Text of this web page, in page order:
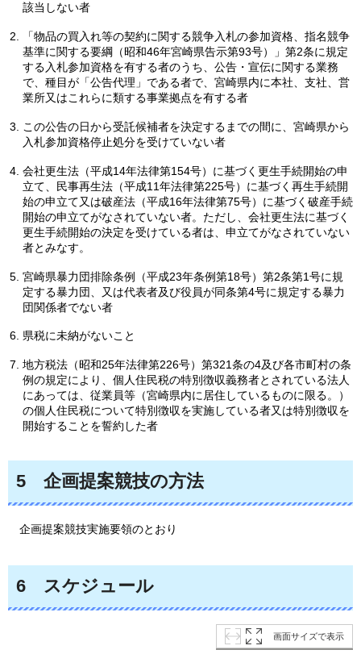
該当しない者
「物品の買入れ等の契約に関する競争入札の参加資格、指名競争
基準に関する要綱（昭和46年宮崎県告示第93号）」第2条に規定
する入札参加資格を有する者のうち、公告・宣伝に関する業務
で、種目が「公告代理」である者で、宮崎県内に本社、支社、営
業所又はこれらに類する事業拠点を有する者
この公告の日から受託候補者を決定するまでの間に、宮崎県から
入札参加資格停止処分を受けていない者
会社更生法（平成14年法律第154号）に基づく更生手続開始の申
立て、民事再生法（平成11年法律第225号）に基づく再生手続開
始の申立て又は破産法（平成16年法律第75号）に基づく破産手続
開始の申立てがなされていない者。ただし、会社更生法に基づく
更生手続開始の決定を受けている者は、申立てがなされていない
者とみなす。
宮崎県暴力団排除条例（平成23年条例第18号）第2条第1号に規
定する暴力団、又は代表者及び役員が同条第4号に規定する暴力
団関係者でない者
県税に未納がないこと
地方税法（昭和25年法律第226号）第321条の4及び各市町村の条
例の規定により、個人住民税の特別徴収義務者とされている法人
にあっては、従業員等（宮崎県内に居住しているものに限る。）
の個人住民税について特別徴収を実施している者又は特別徴収を
開始することを誓約した者
5 企画提案競技の方法
企画提案競技実施要領のとおり
6 スケジュール
画面サイズで表示